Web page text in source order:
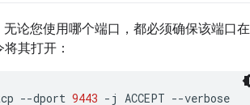
论您使用哪个端口，都必须确保该端口在
其打开：
--dport 9443 -j ACCEPT --verbose